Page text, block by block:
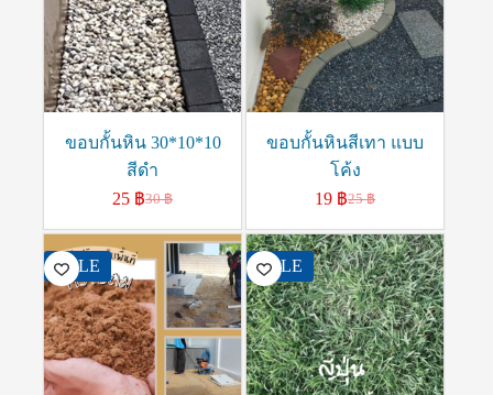
ขอบกั้นหิน 30*10*10
สีดำ
30฿
25 ฿
ขอบกั้นหินสีเทา แบบ
โค้ง
25฿
19 ฿
SALE SALE